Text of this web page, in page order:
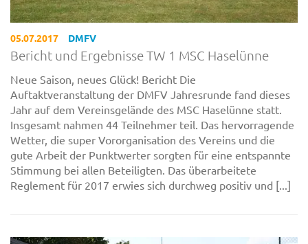
05.07.2017 DMFV
Bericht und Ergebnisse TW 1 MSC Haselünne
Neue Saison, neues Glück! Bericht Die
Auftaktveranstaltung der DMFV Jahresrunde fand dieses
Jahr auf dem Vereinsgelände des MSC Haselünne statt.
Insgesamt nahmen 44 Teilnehmer teil. Das hervorragende
Wetter, die super Vororganisation des Vereins und die
gute Arbeit der Punktwerter sorgten für eine entspannte
Stimmung bei allen Beteiligten. Das überarbeitete
Reglement für 2017 erwies sich durchweg positiv und [...]